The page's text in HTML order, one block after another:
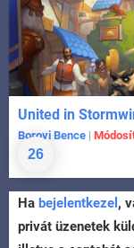
26
United in
Borovi Bence |
Ha bejelentkezel ,
privát üzenetek